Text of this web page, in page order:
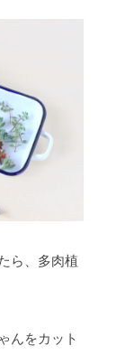
ら、多肉植
んをカット